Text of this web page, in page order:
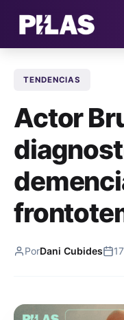
TENDENCIAS
Actor
PorDani Cubides